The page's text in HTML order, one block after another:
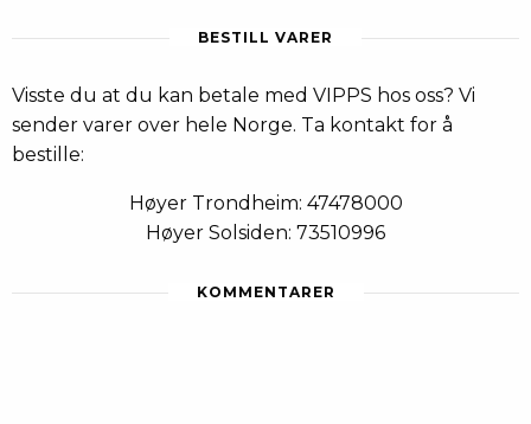
BESTILL VARER
Visste du at du kan betale med VIPPS hos oss? Vi
sender varer over hele Norge. Ta kontakt for å
bestille:
Høyer Trondheim: 47478000
Høyer Solsiden: 73510996
KOMMENTARER